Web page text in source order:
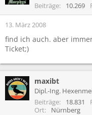
Beiträge
10.269
13. März 2008
find ich auch. aber
Ticket;)
maxibt
Dipl.-Ing.
Beiträge 18.831
Ort
Nürnberg